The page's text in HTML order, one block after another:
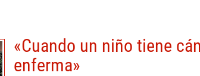
«Cuando un niño tiene
enferma»